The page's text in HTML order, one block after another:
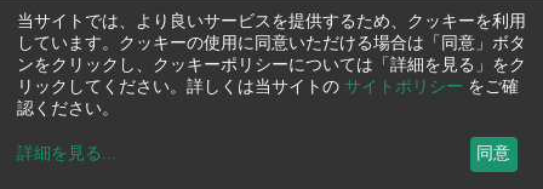
当サイトでは、より良いサービスを提供するため、クッキーを利用
しています。クッキーの使用に同意いただける場合は「同意」ボタ
ンをクリックし、クッキーポリシーについては「詳細を見る」をク
リックしてください。詳しくは当サイトの サイトポリシー をご確
認ください。
詳細を見る ... 同意